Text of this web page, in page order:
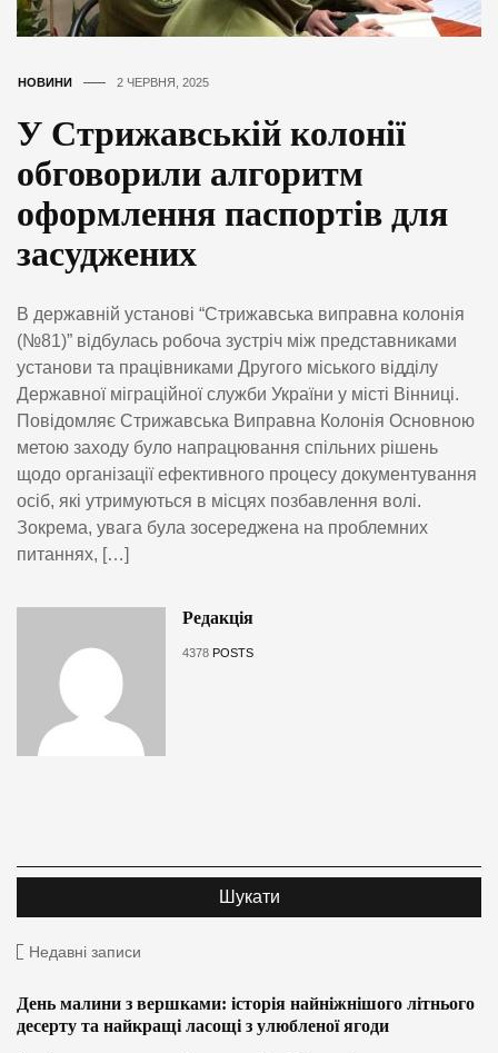
НОВИНИ 2 ЧЕРВНЯ, 2025
У Стрижавській колонії
обговорили алгоритм
оформлення паспортів для
засуджених
В державній установі “Стрижавська виправна колонія
(№81)” відбулась робоча зустріч між представниками
установи та працівниками Другого міського відділу
Державної міграційної служби України у місті Вінниці.
Повідомляє Стрижавська Виправна Колонія Основною
метою заходу було напрацювання спільних рішень
щодо організації ефективного процесу документування
осіб, які утримуються в місцях позбавлення волі.
Зокрема, увага була зосереджена на проблемних
питаннях, […]
Редакція
4378 POSTS
Недавні записи
День малини з вершками: історія найніжнішого літнього
десерту та найкращі ласощі з улюбленої ягоди